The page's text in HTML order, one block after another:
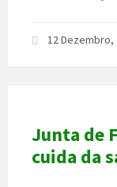
12 Dezembro,
Junta de
cuida da